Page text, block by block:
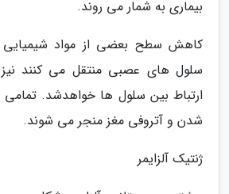
بیماری به شمار می روند.
کاهش سطح بعضی از مواد شیمیایی
سلول های عصبی منتقل می کنند
ارتباط بین سلول ها خواهدشد.
شدن و آتروفی مغز منجر می شوند.
ژنتیک آلزایمر